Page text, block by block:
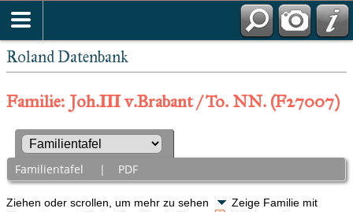
Roland Datenbank
Familie: Joh.III v.Brabant / To. NN. (F27007)
Familientafel | PDF
Ziehen oder scrollen, um mehr zu sehen
Zeige Familie mit